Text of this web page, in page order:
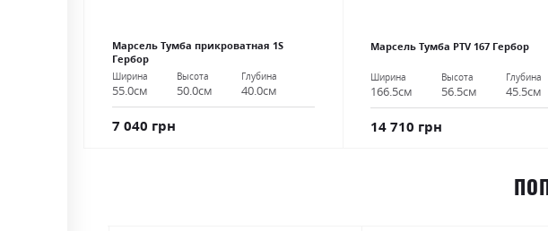
Марсель Тумба прикроватная 1S
Гербор
Ширина
55.0см
Высота
50.0см
Глубина
40.0см
7 040 грн
Марсель Тумба РТV 167 Гербор
Ширина
166.5см
Высота
56.5см
Глубина
45.5см
14 710 грн